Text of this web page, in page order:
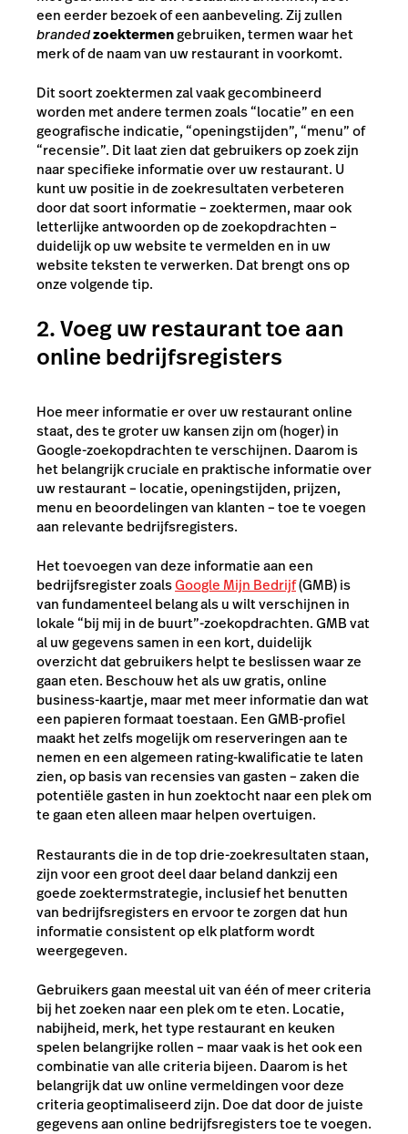
een eerder bezoek of een aanbeveling. Zij zullen
brandedzoektermengebruiken, termen waar het
merk of de naam van uw restaurant in voorkomt.
Dit soort zoektermen zal vaak gecombineerd
worden met andere termen zoals “locatie” en een
geografische indicatie, “openingstijden”, “menu” of
“recensie”. Dit laat zien dat gebruikers op zoek zijn
naar specifieke informatie over uw restaurant. U
kunt uw positie in de zoekresultaten verbeteren
door dat soort informatie – zoektermen, maar ook
letterlijke antwoorden op de zoekopdrachten –
duidelijk op uw website te vermelden en in uw
website teksten te verwerken. Dat brengt ons op
onze volgende tip.
2. Voeg uw restaurant toe aan
online bedrijfsregisters
Hoe meer informatie er over uw restaurant online
staat, des te groter uw kansen zijn om (hoger) in
Google-zoekopdrachten te verschijnen. Daarom is
het belangrijk cruciale en praktische informatie over
uw restaurant – locatie, openingstijden, prijzen,
menu en beoordelingen van klanten – toe te voegen
aan relevante bedrijfsregisters.
Het toevoegen van deze informatie aan een
bedrijfsregister zoalsGoogle Mijn Bedrijf(GMB) is
van fundamenteel belang als u wilt verschijnen in
lokale “bij mij in de buurt”-zoekopdrachten. GMB vat
al uw gegevens samen in een kort, duidelijk
overzicht dat gebruikers helpt te beslissen waar ze
gaan eten. Beschouw het als uw gratis, online
business-kaartje, maar met meer informatie dan wat
een papieren formaat toestaan. Een GMB-profiel
maakt het zelfs mogelijk om reserveringen aan te
nemen en een algemeen rating-kwalificatie te laten
zien, op basis van recensies van gasten – zaken die
potentiële gasten in hun zoektocht naar een plek om
te gaan eten alleen maar helpen overtuigen.
Restaurants die in de top drie-zoekresultaten staan,
zijn voor een groot deel daar beland dankzij een
goede zoektermstrategie, inclusief het benutten
van bedrijfsregisters en ervoor te zorgen dat hun
informatie consistent op elk platform wordt
weergegeven.
Gebruikers gaan meestal uit van één of meer criteria
bij het zoeken naar een plek om te eten. Locatie,
nabijheid, merk, het type restaurant en keuken
spelen belangrijke rollen – maar vaak is het ook een
combinatie van alle criteria bijeen. Daarom is het
belangrijk dat uw online vermeldingen voor deze
criteria geoptimaliseerd zijn. Doe dat door de juiste
gegevens aan online bedrijfsregisters toe te voegen.